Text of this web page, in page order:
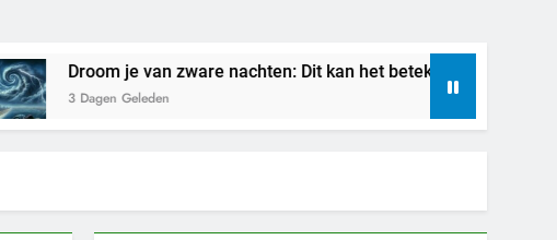
Droom je van zware nachten: Dit kan het betekenen
3 Dagen Geleden